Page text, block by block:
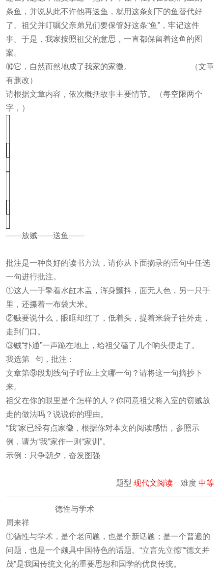
条鱼，并说从此不许他再送鱼，就用这条刻下的鱼替代好
了。祖父并叮嘱父亲弟兄们要保管好这条“鱼”，牢记这件
事。于是，我家按照祖父的意思，一直都保留着这鱼的图
案。
⑩它，自然而然地成了我家的家徽。 （文章
有删改）
请根据文章内容，依次概括故事主要情节。（每空限两个
字，）
——放贼——送鱼——
批注是一种良好的读书方法，请你从下面摘录的语句中任选
一句进行批注。
①这人一手擎着水缸木盖，浑身颤抖，面无人色，另一只手
里，还攥着一布袋大米。
②贼要说什么，眼眶却红了，低着头，提着米袋子往外走，
走到门口。
③贼“扑通”一声跪在地上，给祖父磕了几个响头便走了。
我选第 句，批注：
文章第⑨段划线句子呼应上文哪一句？请将这一句摘抄下
来。
祖父在你的眼里是个怎样的人？你同意祖父将入室的窃贼放
走的做法吗？说说你的理由。
“我”家已经有点家徽，根据你对本文的阅读感悟，参照示
例，请为“我”家作一则“家训”。
示例：只争朝夕，奋发图强
题型 现代文阅读 难度 中等
德性与学术
周来祥
①德性与学术，是个老问题，也是个新话题；是一个普遍的
问题，也是一个颇具中国特色的话题。“立言先立德”“德文并
茂”是我国传统文化的重要思想和国学的优良传统。